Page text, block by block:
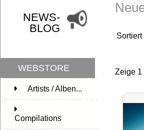
NEWS-
BLOG
WEBSTORE
Artists / Alben...
171
Compilations
Sortiert
Zeige 1